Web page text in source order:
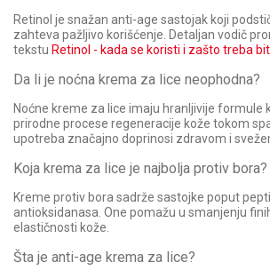
Retinol je snažan anti-age sastojak koji
zahteva pažljivo korišćenje. Detaljan vodič
tekstu Retinol - kada se koristi i zašto treba
Da li je noćna krema za lice neophodna?
Noćne kreme za lice imaju hranljivije formule
prirodne procese regeneracije kože tokom
upotreba značajno doprinosi zdravom i
Koja krema za lice je najbolja protiv bora?
Kreme protiv bora sadrže sastojke poput
antioksidanasa. One pomažu u smanjenju
elastičnosti kože.
Šta je anti-age krema za lice?